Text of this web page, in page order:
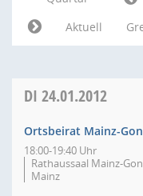
Aktuell
DI 24.01.2012
Ortsbeirat Mainz-
18:00-19:40 Uhr
Rathaussaal Mainz-
Mainz